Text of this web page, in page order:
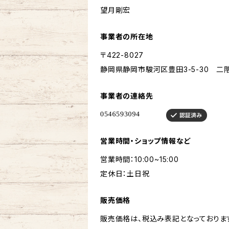
望月剛宏
事業者の所在地
〒422-8027
静岡県静岡市駿河区豊田3-5-30 二
事業者の連絡先
営業時間・ショップ情報など
営業時間：10:00~15:00
定休日：土日祝
販売価格
販売価格は、税込み表記となっておりま